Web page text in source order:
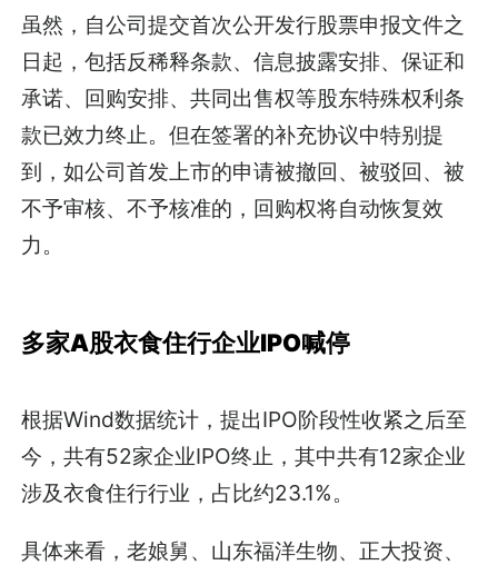
虽然，自公司提交首次公开发行股票申报文件之
日起，包括反稀释条款、信息披露安排、保证和
承诺、回购安排、共同出售权等股东特殊权利条
款已效力终止。但在签署的补充协议中特别提
到，如公司首发上市的申请被撤回、被驳回、被
不予审核、不予核准的，回购权将自动恢复效
力。
多家A股衣食住行企业IPO喊停
根据Wind数据统计，提出IPO阶段性收紧之后至
今，共有52家企业IPO终止，其中共有12家企业
涉及衣食住行行业，占比约23.1%。
具体来看，老娘舅、山东福洋生物、正大投资、